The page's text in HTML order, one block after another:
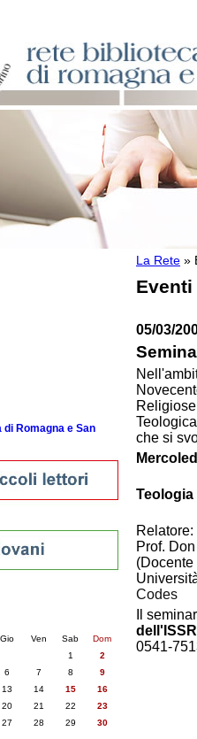
La Rete »
Eventi
05/03/
che si
Teologia
Relatore:
Prof.
Codes
Il
0541-
Romagna e San
Gio Ven Sab
Dom
1
2
6 7 8
9
13 14 15
16
20 21 22
23
27 28 29
30